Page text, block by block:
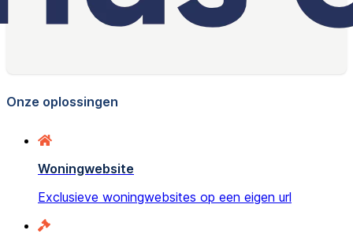
Onze oplossingen
Woningwebsite
Exclusieve woningwebsites op een eigen url